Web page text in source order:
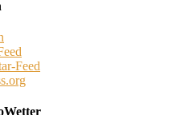
Feed